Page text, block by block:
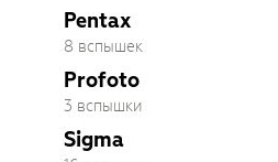
Pentax
8 вспышек
Profoto
3 вспышки
Sigma